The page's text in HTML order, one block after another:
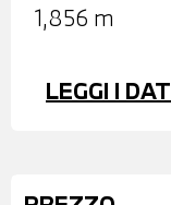
1,856 m
LEGGI I